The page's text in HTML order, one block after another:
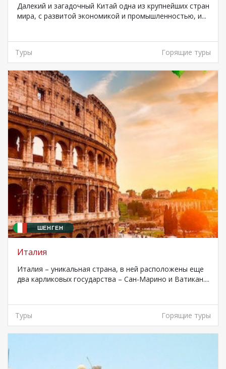
Далекий и загадочный Китай одна из крупнейших стран
мира, с развитой экономикой и промышленностью, и...
Туры Горящие туры
ШЕНГЕН
Италия
Италия – уникальная страна, в ней расположены еще
два карликовых государства – Сан-Марино и Ватикан....
Туры Горящие туры